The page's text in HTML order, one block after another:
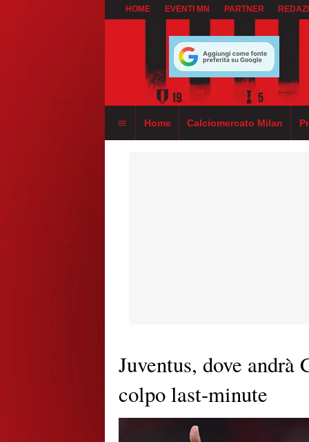
HOME EVENTI MN PARTNER
Home Calciomercato Milan
Juventus, dove
colpo last-minute